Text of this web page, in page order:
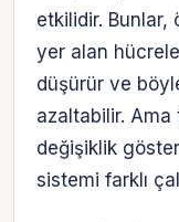
etkilidir. Bunlar,
yer alan
düşürür ve
azaltabilir.
değişiklik
sistemi farklı